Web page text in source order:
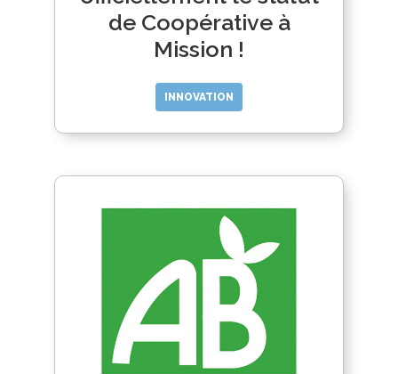
de Coopérative à
Mission !
INNOVATION